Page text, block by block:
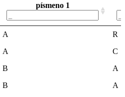
písmeno 1
A
R
A
C
B
A
B
A